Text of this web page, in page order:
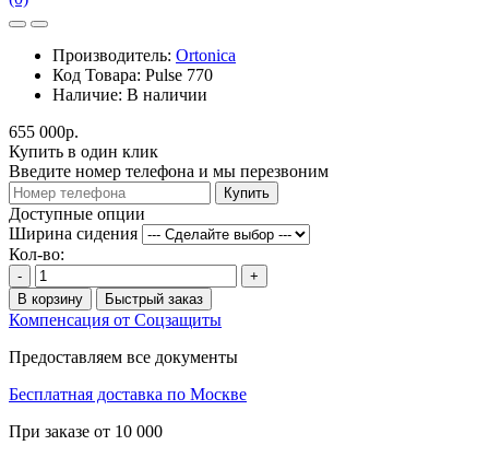
Производитель: Ortonica
Код Товара: Pulse 770
Наличие: В наличии
655 000р.
Купить в один клик
Введите номер телефона и мы перезвоним
Купить
Доступные опции
Ширина сидения
Кол-во:
-
+
В корзину
Быстрый заказ
Компенсация от Соцзащиты
Предоставляем все документы
Бесплатная доставка по Москве
При заказе от 10 000